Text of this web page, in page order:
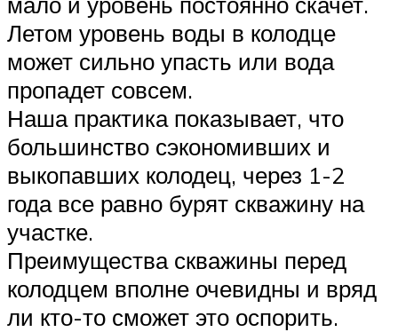
Летом уровень воды в колодце
может сильно упасть или вода
пропадет совсем.
Наша практика показывает, что
большинство сэкономивших и
выкопавших колодец, через 1-2
года все равно бурят скважину на
участке.
Преимущества скважины перед
колодцем вполне очевидны и вряд
ли кто-то сможет это оспорить.